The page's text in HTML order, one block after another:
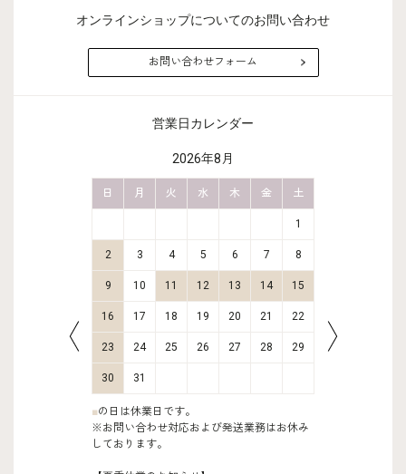
オンラインショップについてのお問い合わせ
お問い合わせフォーム
営業日カレンダー
2026年8月
日 月 火 水 木 金 土
1
2 3 4 5 6 7 8
9 10 11 12 13 14 15
16 17 18 19 20 21 22
23 24 25 26 27 28 29
30 31
■の日は休業日です。
※お問い合わせ対応および発送業務はお休み
しております。